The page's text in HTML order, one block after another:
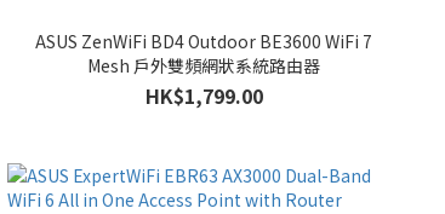
ASUS ZenWiFi BD4 Outdoor BE3600 WiFi 7
Mesh 戶外雙頻網狀系統路由器
HK$1,799.00